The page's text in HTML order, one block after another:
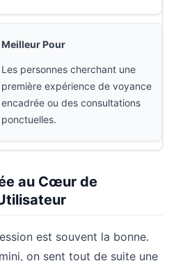
Meilleur Pour
Les personnes cherchant une
première expérience de voyance
encadrée ou des consultations
ponctuelles.
au Cœur de
est souvent la bonne.
on sent tout de suite une